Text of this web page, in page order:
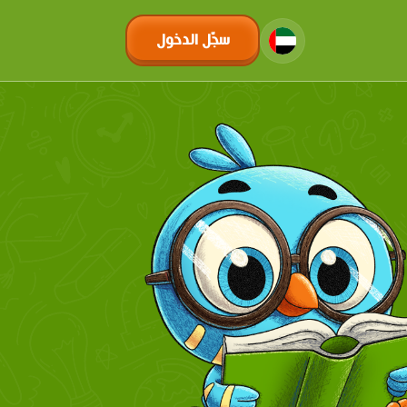
سجّل الدخول